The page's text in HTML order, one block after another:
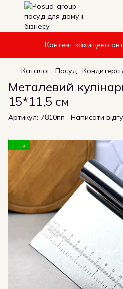
Контент захищено
Каталог Посуд
Металевий
15*11,5 см
Артикул: 7810пп Написати
2